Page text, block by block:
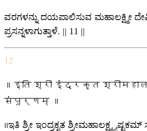
ವರಗಳನ್ನು ದಯಪಾಲಿಸುವ ಮಹಾಲಕ್ಷ್ಮೀ
ಪ್ರಸನ್ನಳಾಗುತ್ತಾಳೆ. || 11 ||
12
॥इति श्री इंद्रकृत
संपूर्णम् ॥
॥ಇತಿ ಶ್ರೀ ಇಂದ್ರಕೃತ